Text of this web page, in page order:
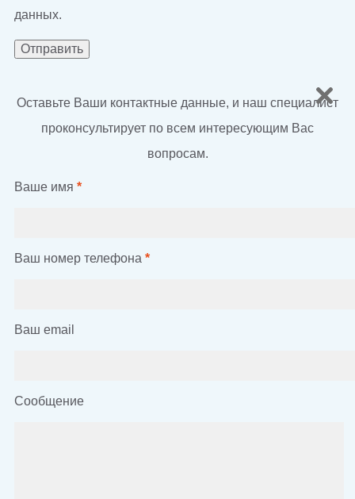
данных.
Оставьте Ваши контактные данные, и наш специалист
проконсультирует по всем интересующим Вас
вопросам.
Ваше имя *
Ваш номер телефона *
Ваш email
Сообщение